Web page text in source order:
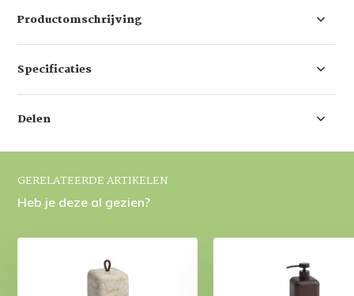
Productomschrijving
Specificaties
Delen
GERELATEERDE ARTIKELEN
Heb je deze al gezien?